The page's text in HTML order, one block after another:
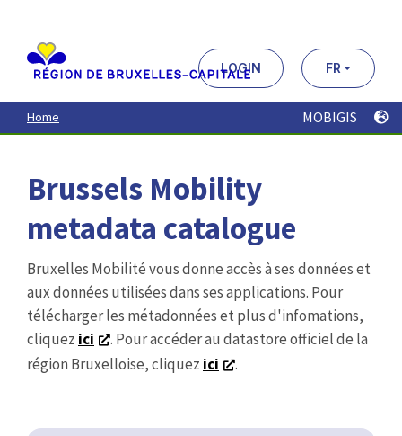
contenu
principal
LOGIN FR
Home MOBIGIS
Brussels Mobility
metadata catalogue
Bruxelles Mobilité vous donne accès à ses données et
aux données utilisées dans ses applications. Pour
télécharger les métadonnées et plus d'infomations,
cliquez ici
. Pour accéder au datastore officiel de la
région Bruxelloise, cliquez ici .